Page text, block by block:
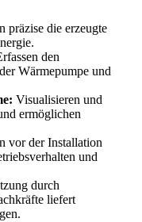
präzise die erzeugte
den
Wärmepumpe und
Visualisieren und
ermöglichen
vor der Installation
und
durch
liefert